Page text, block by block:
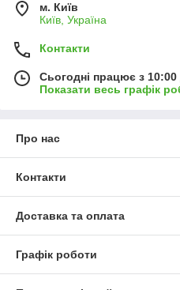
м. Київ
Київ, Україна
Контакти
Сьогодні працює з
Показати весь графік
Про нас
Контакти
Доставка та оплата
Графік роботи